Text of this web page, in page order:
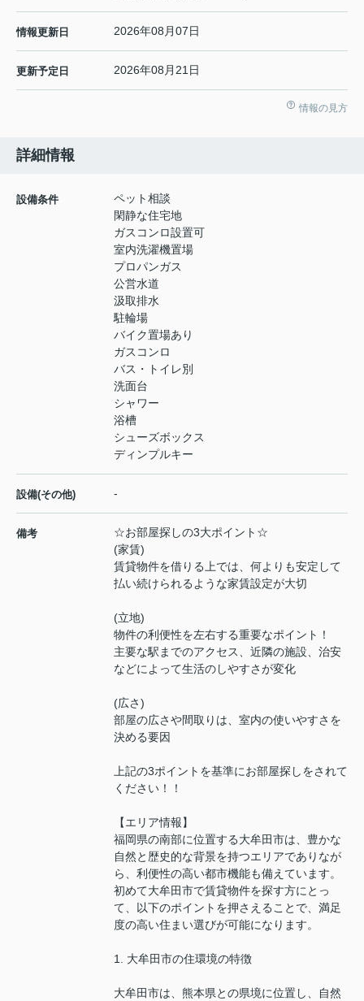
情報更新日 2026年08月07日
更新予定日 2026年08月21日
情報の見方
詳細情報
設備条件
ペット相談
閑静な住宅地
ガスコンロ設置可
室内洗濯機置場
プロパンガス
公営水道
汲取排水
駐輪場
バイク置場あり
ガスコンロ
バス・トイレ別
洗面台
シャワー
浴槽
シューズボックス
ディンプルキー
設備(その他) -
備考
☆お部屋探しの3大ポイント☆
(家賃)
賃貸物件を借りる上では、何よりも安定して
払い続けられるような家賃設定が大切
(立地)
物件の利便性を左右する重要なポイント！
主要な駅までのアクセス、近隣の施設、治安
などによって生活のしやすさが変化
(広さ)
部屋の広さや間取りは、室内の使いやすさを
決める要因
上記の3ポイントを基準にお部屋探しをされて
ください！！
【エリア情報】
福岡県の南部に位置する大牟田市は、豊かな
自然と歴史的な背景を持つエリアでありなが
ら、利便性の高い都市機能も備えています。
初めて大牟田市で賃貸物件を探す方にとっ
て、以下のポイントを押さえることで、満足
度の高い住まい選びが可能になります。
1. 大牟田市の住環境の特徴
大牟田市は、熊本県との県境に位置し、自然